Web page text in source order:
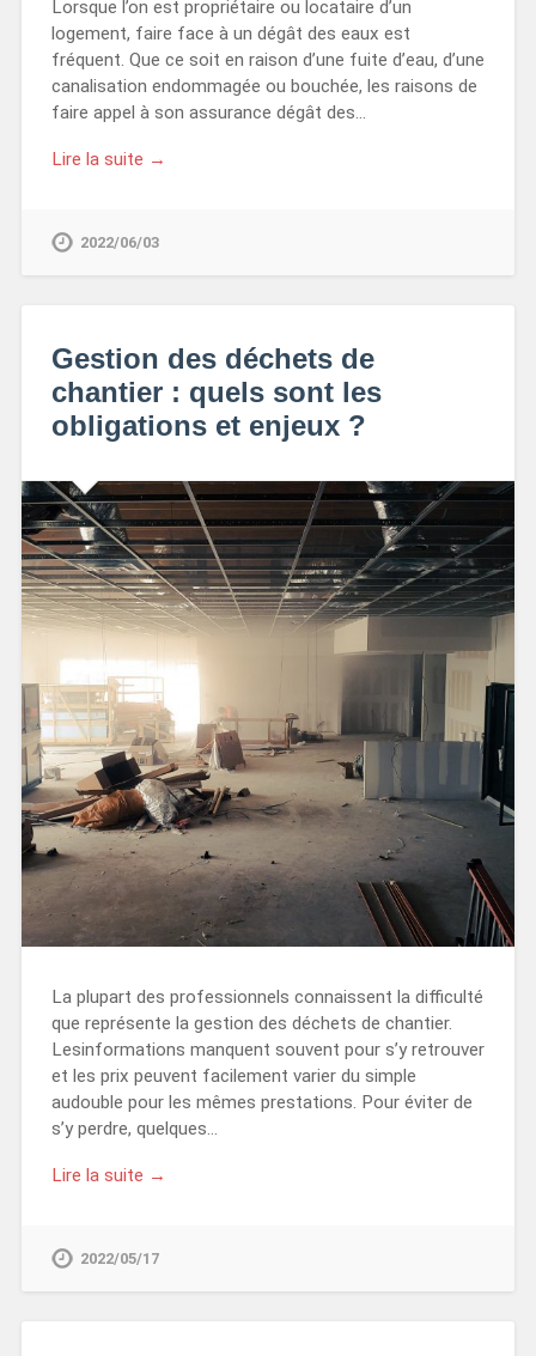
Lorsque l’on est propriétaire ou locataire d’un
logement, faire face à un dégât des eaux est
fréquent. Que ce soit en raison d’une fuite d’eau, d’une
canalisation endommagée ou bouchée, les raisons de
faire appel à son assurance dégât des…
Lire la suite →
2022/06/03
Gestion des déchets de
chantier : quels sont les
obligations et enjeux ?
La plupart des professionnels connaissent la difficulté
que représente la gestion des déchets de chantier.
Lesinformations manquent souvent pour s’y retrouver
et les prix peuvent facilement varier du simple
audouble pour les mêmes prestations. Pour éviter de
s’y perdre, quelques…
Lire la suite →
2022/05/17